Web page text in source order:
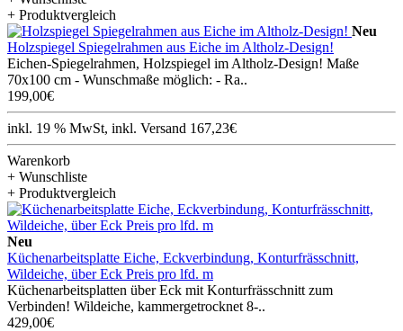
+ Produktvergleich
Neu
Holzspiegel Spiegelrahmen aus Eiche im Altholz-Design!
Eichen-Spiegelrahmen, Holzspiegel im Altholz-Design! Maße
70x100 cm - Wunschmaße möglich: - Ra..
199,00€
inkl. 19 % MwSt, inkl. Versand 167,23€
Warenkorb
+ Wunschliste
+ Produktvergleich
Neu
Küchenarbeitsplatte Eiche, Eckverbindung, Konturfrässchnitt,
Wildeiche, über Eck Preis pro lfd. m
Küchenarbeitsplatten über Eck mit Konturfrässchnitt zum
Verbinden! Wildeiche, kammergetrocknet 8-..
429,00€